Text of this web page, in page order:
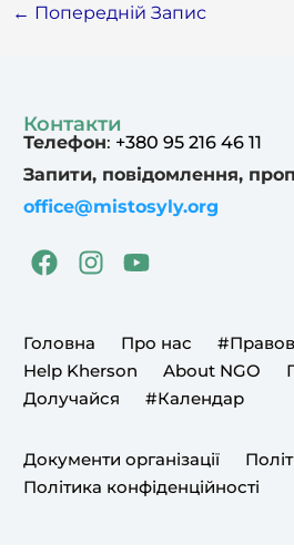
← Попередній Запис
Контакти
Телефон: +380 95 216 46 11
Запити, повідомлення,
office@mistosyly.org
F
a
e
b
o
o
I
n
t
a
g
r
m
Y
o
t
u
b
e
Головна Про нас
Help Kherson
About NGO
Долучайся
#Календар
Документи організації
Політика конфіденційності